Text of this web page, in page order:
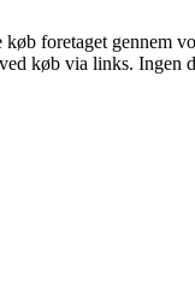
foretaget gennem
køb via links. Ingen